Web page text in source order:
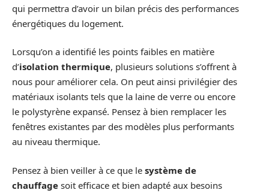
qui permettra d’avoir un bilan précis des performances
énergétiques du logement.
Lorsqu’on a identifié les points faibles en matière
d’isolation thermique, plusieurs solutions s’offrent à
nous pour améliorer cela. On peut ainsi privilégier des
matériaux isolants tels que la laine de verre ou encore
le polystyrène expansé. Pensez à bien remplacer les
fenêtres existantes par des modèles plus performants
au niveau thermique.
Pensez à bien veiller à ce que le système de
chauffage soit efficace et bien adapté aux besoins